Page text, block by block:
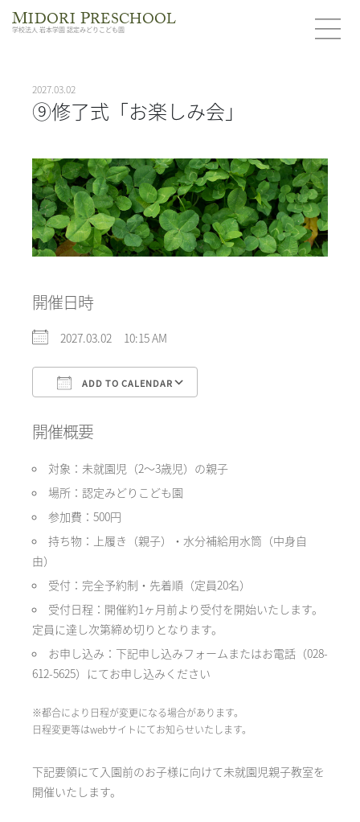
MIDORIPRESCHOOL
学校法人 岩本学園 認定みどりこども園
2027.03.02
⑨修了式「お楽しみ会」
開催日時
2027.03.02 10:15 AM
ADD TO CALENDAR
開催概要
対象：未就園児（2〜3歳児）の親子
場所：認定みどりこども園
参加費：500円
持ち物：上履き（親子）・水分補給用水筒（中身自
由）
受付：完全予約制・先着順（定員20名）
受付日程：開催約1ヶ月前より受付を開始いたします。
定員に達し次第締め切りとなります。
お申し込み：下記申し込みフォームまたはお電話（028-
612-5625）にてお申し込みください
※都合により日程が変更になる場合があります。
日程変更等はwebサイトにてお知らせいたします。
下記要領にて入園前のお子様に向けて未就園児親子教室を
開催いたします。